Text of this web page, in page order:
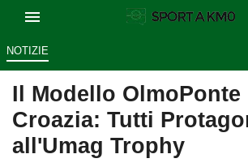
NOTIZIE
Il Modello
Croazia: Tutti
all'Umag Trophy